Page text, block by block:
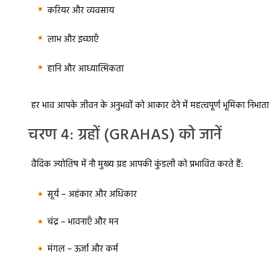
करियर और व्यवसाय
लाभ और इच्छाएँ
हानि और आध्यात्मिकता
हर भाव आपके जीवन के अनुभवों को आकार देने में महत्वपूर्ण भूमिका
चरण 4: ग्रहों (GRAHAS) को जानें
वैदिक ज्योतिष में नौ मुख्य ग्रह आपकी कुंडली को प्रभावित करते हैं:
सूर्य – अहंकार और अधिकार
चंद्र – भावनाएँ और मन
मंगल – ऊर्जा और कर्म